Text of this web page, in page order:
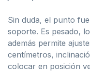
Sin duda, el punto
soporte. Es pesado,
además permite
centímetros,
colocar en posición